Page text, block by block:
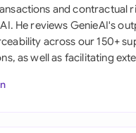
and contractual
He reviews GenieAI's
across our 150+
as well as facilitating